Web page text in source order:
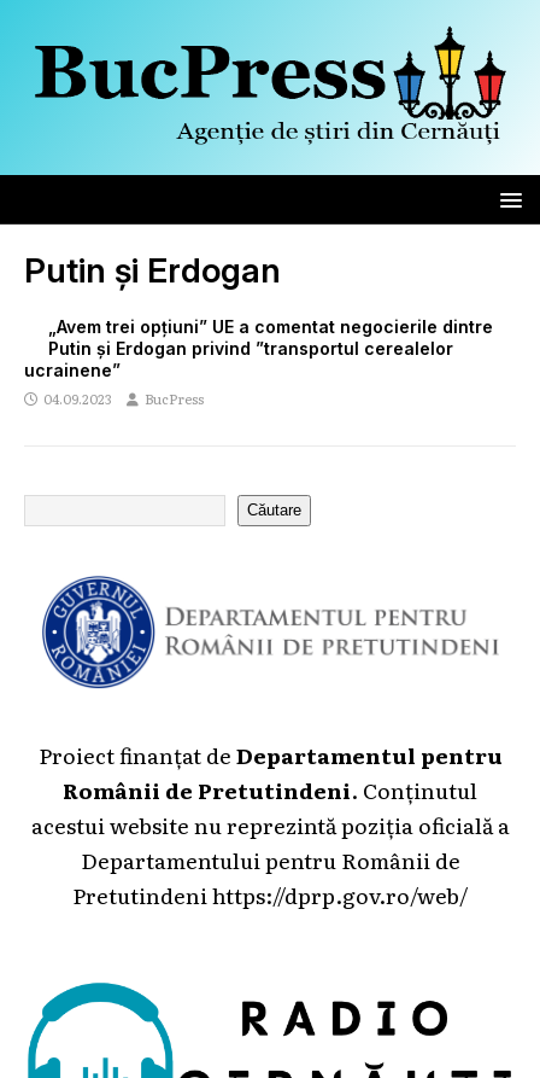
Putin și Erdogan
„Avem trei opțiuni” UE a comentat negocierile dintre
Putin și Erdogan privind ”transportul cerealelor
ucrainene”
04.09.2023 BucPress
Căutare
Proiect finanțat deDepartamentul pentru
Românii de Pretutindeni. Conținutul
acestui website nu reprezintă poziția oficială a
Departamentului pentru Românii de
Pretutindeni https://dprp.gov.ro/web/